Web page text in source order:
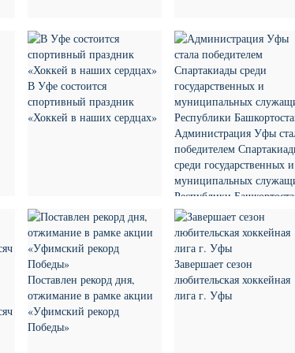
В Уфе состоится
спортивный праздник
«Хоккей в наших сердцах»
Администрация Уфы
победителем
среди государственных и
муниципальных
Республики
Поставлен рекорд дня,
отжимание в рамке акции
«Уфимский рекорд
Победы»
Завершает сезон
любительская хоккейная
лига г. Уфы